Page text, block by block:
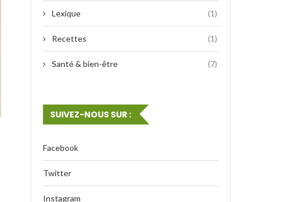
Lexique (1)
Recettes (1)
Santé & bien-être (7)
SUIVEZ-NOUS SUR :
Facebook
Twitter
Instagram